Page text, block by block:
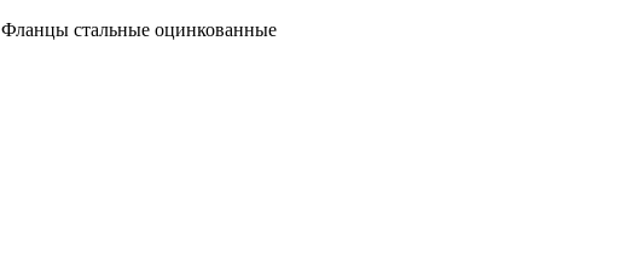
Фланцы стальные оцинкованные